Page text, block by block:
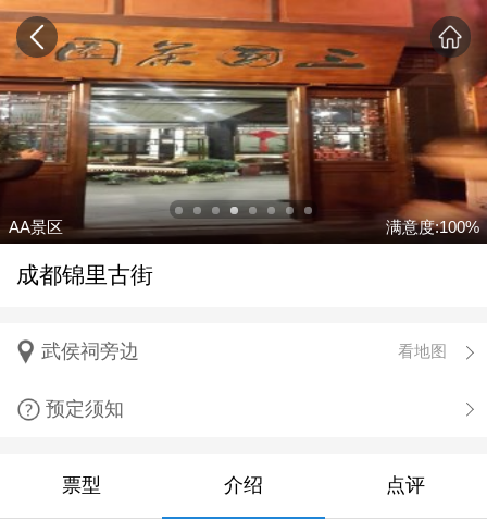
AA景区 满意度:100%
成都锦里古街
武侯祠旁边 看地图
预定须知
票型 介绍 点评